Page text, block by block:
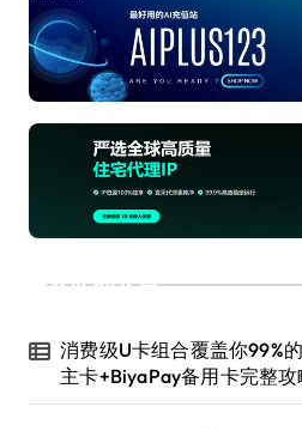
近期文章
消费级U卡组合覆盖你99%
主卡+BiyaPay备用卡完整攻